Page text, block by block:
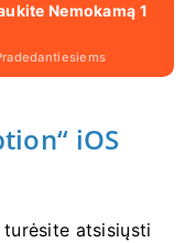
Nemokamą 1
iOS
atsisiųsti